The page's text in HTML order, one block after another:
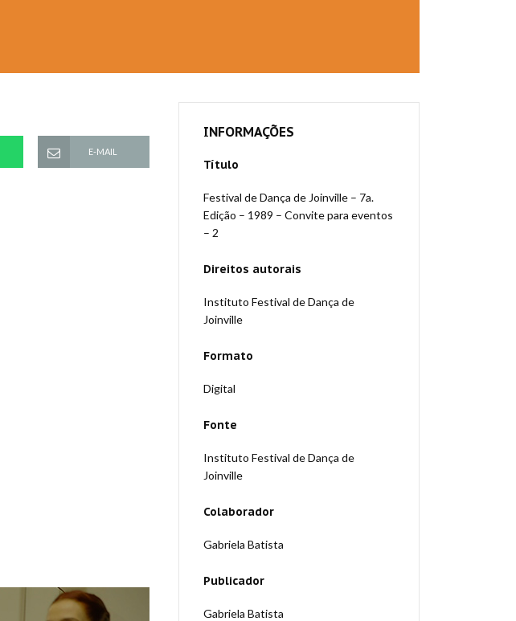
E-MAIL
INFORMAÇÕES
Título
Festival de Dança de Joinville – 7a.
Edição – 1989 – Convite para eventos
– 2
Direitos autorais
Instituto Festival de Dança de
Joinville
Formato
Digital
Fonte
Instituto Festival de Dança de
Joinville
Colaborador
Gabriela Batista
Publicador
Gabriela Batista